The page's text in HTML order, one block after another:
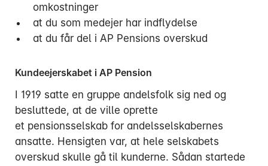
omkostninger
at du som medejer har indflydelse
at du får del i AP Pensions overskud
Kundeejerskabet i AP Pension
I 1919 satte en gruppe andelsfolk sig ned og
besluttede, at de ville oprette
et pensionsselskab for andelsselskabernes
ansatte. Hensigten var, at hele selskabets
overskud skulle gå til kunderne. Sådan startede
3916 5000